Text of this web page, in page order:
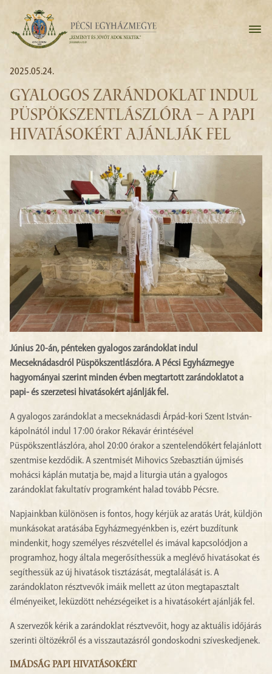
2025.05.24.
GYALOGOS ZARÁNDOKLAT INDUL
PÜSPÖKSZENTLÁSZLÓRA – A PAPI
HIVATÁSOKÉRT AJÁNLJÁK FEL
Június 20-án, pénteken gyalogos zarándoklat indul
Mecseknádasdról Püspökszentlászlóra. A Pécsi Egyházmegye
hagyományai szerint minden évben megtartott zarándoklatot a
papi- és szerzetesi hivatásokért ajánlják fel.
A gyalogos zarándoklat a mecseknádasdi Árpád-kori Szent István-
kápolnától indul 17:00 órakor Rékavár érintésével
Püspökszentlászlóra, ahol 20:00 órakor a szentelendőkért felajánlott
szentmise kezdődik. A szentmisét Mihovics Szebasztián újmisés
mohácsi káplán mutatja be, majd a liturgia után a gyalogos
zarándoklat fakultatív programként halad tovább Pécsre.
Napjainkban különösen is fontos, hogy kérjük az aratás Urát, küldjön
munkásokat aratásába Egyházmegyénkben is, ezért buzdítunk
mindenkit, hogy személyes részvétellel és imával kapcsolódjon a
programhoz, hogy általa megerősíthessük a meglévő hivatásokat és
segíthessük az új hivatások tisztázását, megtalálását is. A
zarándoklaton résztvevők imáik mellett az úton megtapasztalt
élményeiket, leküzdött nehézségeiket is a hivatásokért ajánlják fel.
A szervezők kérik a zarándoklat résztvevőit, hogy az aktuális időjárás
szerinti öltözékről és a visszautazásról gondoskodni szíveskedjenek.
IMÁDSÁG PAPI HIVATÁSOKÉRT